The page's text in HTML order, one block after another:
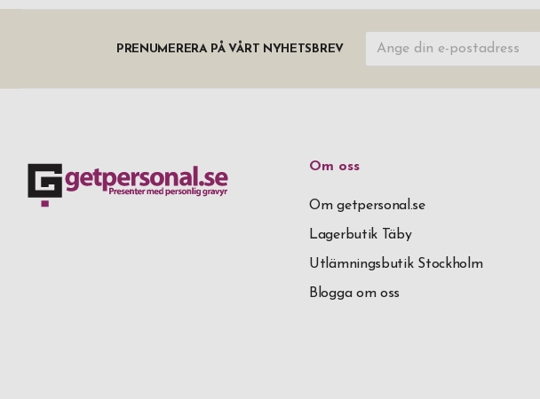
PRENUMERERA PÅ VÅRT NYHETSBREV
Om oss
Om getpersonal.se
Lagerbutik Täby
Utlämningsbutik Stockholm
Blogga om oss